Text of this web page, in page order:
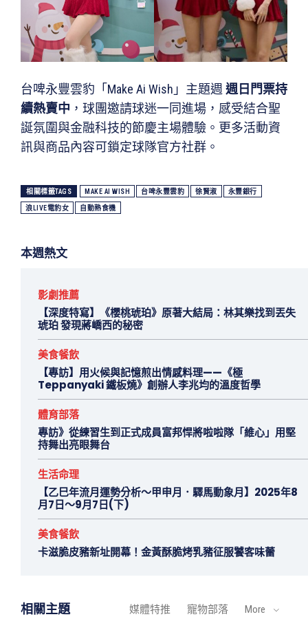
台啤永豐雲豹「Make Ai Wish」主題週 週日門票持
續熱賣中 ，球團邀請球迷一同進場，感受結合聖
誕氛圍與金融科技的節慶主場體驗。更多活動資
訊與商品內容可鎖定球隊官方社群。
相關標籤TAGS MAKE AI WISH 台啤永豐雲豹 徐賢淑 永豐銀行
浪LIVE電豹女 自動熟食機
本週熱文
影劇推薦
【深度特寫】《櫻桃琥珀》原著大結局：林其樂找到丟失
琥珀 發現蔣嶠西的秘密
美食餐飲
【專訪】用火候與記憶煎出情感料理——《極
Teppanyaki 鐵板燒》創辦人李兆均的溫度哲學
體育部落
專訪》從練習生到正式成員富邦悍將啦啦隊「維心」用堅
持舞出亮眼舞台
生活命理
【乙巳年流月運勢分析～甲申月．驛馬動象月】2025年8
月7日～9月7日(下)
美食餐飲
卡滋脆皮豬新址開幕！金黃酥脆烤乳豬征服饕客味蕾
相關主題 媒體特推 寵物部落 More